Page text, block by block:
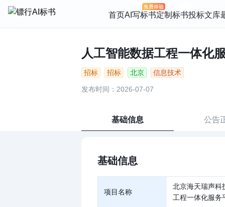
首页AI写标书定制标书投标文库
人工智能数据工程一体化
招标 招标 北京 信息技术
发布时间：2026-07-07
基础信息 公告
基础信息
项目名称
北京海天瑞声科
工程一体化服务